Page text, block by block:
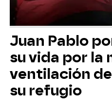
Juan Pablo
su vida por la
ventilación
su refugio